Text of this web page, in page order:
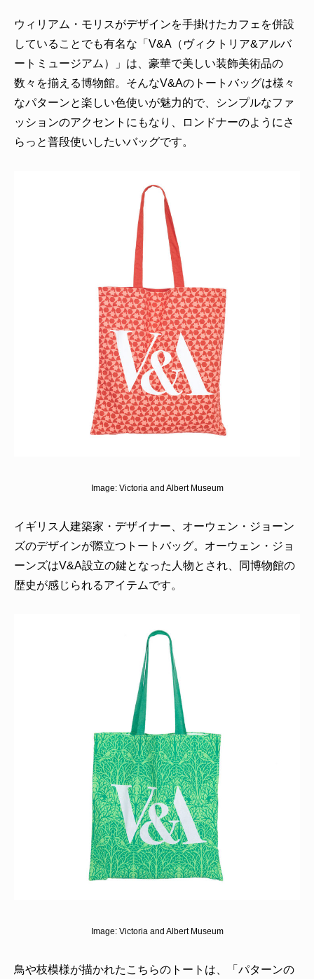
ウィリアム・モリスがデザインを手掛けたカフェを併設
していることでも有名な「V&A（ヴィクトリア&アルバ
ートミュージアム）」は、豪華で美しい装飾美術品の
数々を揃える博物館。そんなV&Aのトートバッグは様々
なパターンと楽しい色使いが魅力的で、シンプルなファ
ッションのアクセントにもなり、ロンドナーのようにさ
らっと普段使いしたいバッグです。
Image: Victoria and Albert Museum
イギリス人建築家・デザイナー、オーウェン・ジョーン
ズのデザインが際立つトートバッグ。オーウェン・ジョ
ーンズはV&A設立の鍵となった人物とされ、同博物館の
歴史が感じられるアイテムです。
Image: Victoria and Albert Museum
鳥や枝模様が描かれたこちらのトートは、「パターンの